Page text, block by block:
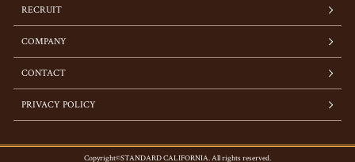
RECRUIT
COMPANY
CONTACT
PRIVACY POLICY
Copyright©STANDARD CALIFORNIA. All rights reserved.